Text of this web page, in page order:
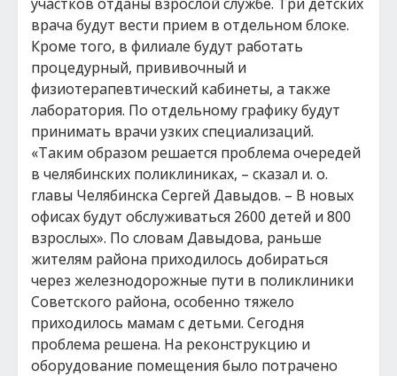
врача будут вести прием в отдельном блоке.
Кроме того, в филиале будут работать
процедурный, прививочный и
физиотерапевтический кабинеты, а также
лаборатория. По отдельному графику будут
принимать врачи узких специализаций.
«Таким образом решается проблема очередей
в челябинских поликлиниках, – сказал и. о.
главы Челябинска Сергей Давыдов. – В новых
офисах будут обслуживаться 2600 детей и 800
взрослых». По словам Давыдова, раньше
жителям района приходилось добираться
через железнодорожные пути в поликлиники
Советского района, особенно тяжело
приходилось мамам с детьми. Сегодня
проблема решена. На реконструкцию и
оборудование помещения было потрачено